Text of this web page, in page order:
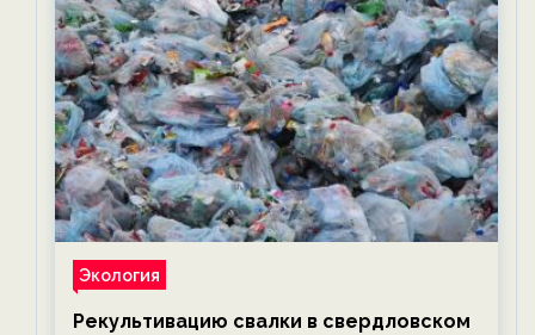
Экология
Рекультивацию свалки в свердловском